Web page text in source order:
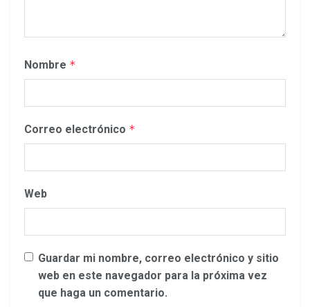
Nombre *
Correo electrónico *
Web
Guardar mi nombre, correo electrónico y sitio
web en este navegador para la próxima vez
que haga un comentario.